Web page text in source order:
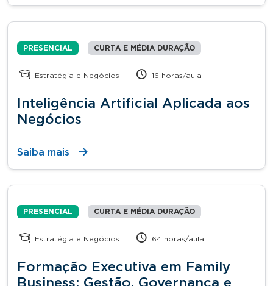
PRESENCIAL CURTA E MÉDIA DURAÇÃO
Estratégia e Negócios 16 horas/aula
Inteligência Artificial Aplicada aos
Negócios
Saiba mais
PRESENCIAL CURTA E MÉDIA DURAÇÃO
Estratégia e Negócios 64 horas/aula
Formação Executiva em Family
Business: Gestão, Governança e